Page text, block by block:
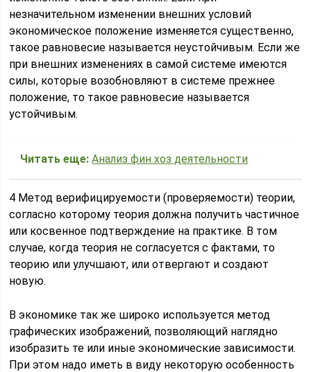
незначительном изменении внешних условий
экономическое положение изменяется существенно,
такое равновесие называется неустойчивым. Если же
при внешних изменениях в самой системе имеются
силы, которые возобновляют в системе прежнее
положение, то такое равновесие называется
устойчивым.
Читать еще: Анализ фин хоз деятельности
4 Метод верифицируемости (проверяемости) теории,
согласно которому теория должна получить частичное
или косвенное подтверждение на практике. В том
случае, когда теория не согласуется с фактами, то
теорию или улучшают, или отвергают и создают
новую.
В экономике так же широко используется метод
графических изображений, позволяющий наглядно
изобразить те или иные экономические зависимости.
При этом надо иметь в виду некоторую особенность